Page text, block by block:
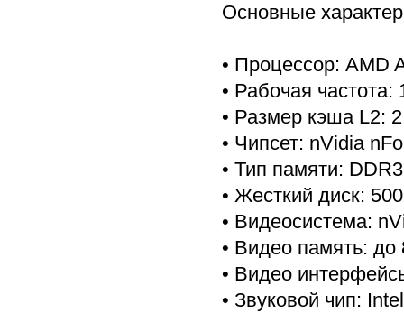
Основные
• Процессор: AMD
• Рабочая частота:
• Размер кэша L2:
• Чипсет: nVidia
• Тип памяти:
• Жесткий диск:
• Видеосистема:
• Видео память:
• Видео
• Звуковой чип: